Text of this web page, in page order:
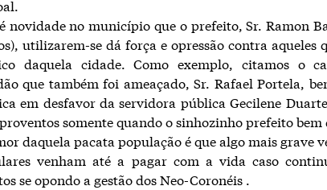
novidade no município que o prefeito, Sr. Ramon
utilizarem-se dá força e opressão contra aqueles
daquela cidade. Como exemplo, citamos o
que também foi ameaçado, Sr. Rafael Portela,
em desfavor da servidora pública Gecilene
somente quando o sinhozinho prefeito bem
daquela pacata população é que algo mais grave
venham até a pagar com a vida caso
se opondo a gestão dos Neo-Coronéis .